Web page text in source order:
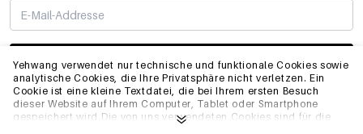
Yehwang verwendet nur technische und funktionale Cookies sowie
analytische Cookies, die Ihre Privatsphäre nicht verletzen. Ein
Cookie ist eine kleine Textdatei, die bei Ihrem ersten Besuch
dieser Website auf Ihrem Computer, Tablet oder Smartphone
gespeichert wird.Die von uns verwendeten Cookies sind für die
ABONNIEREN
INFO